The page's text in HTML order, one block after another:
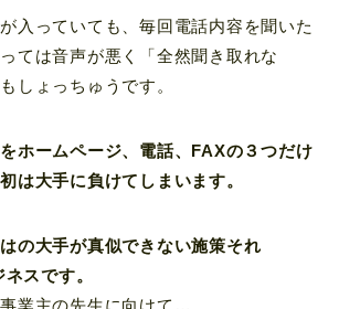
入っていても、毎回電話内容を聞いた
ては音声が悪く「全然聞き取れな
しょっちゅうです。
ホームページ、電話、FAXの３つだけ
は大手に負けてしまいます。
の大手が真似できない施策それ
スです。